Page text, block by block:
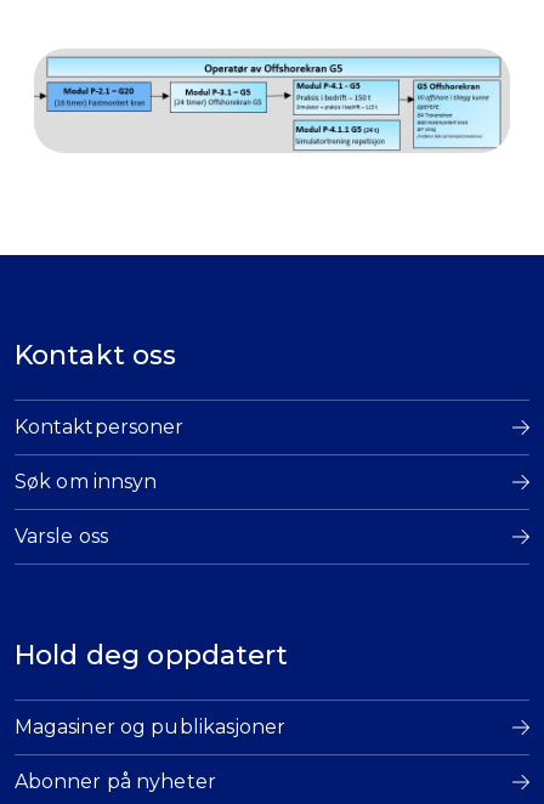
Kontakt oss
Kontaktpersoner
Søk om innsyn
Varsle oss
Hold deg oppdatert
Magasiner og publikasjoner
Abonner på nyheter